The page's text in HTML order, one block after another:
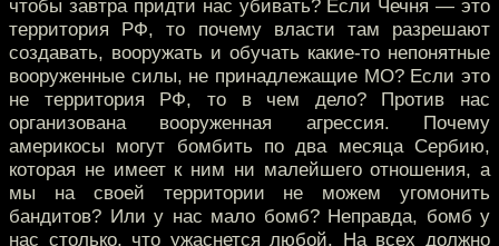
чтобы завтра придти нас убивать? Если Чечня — это
территория РФ, то почему власти там разрешают
создавать, вооружать и обучать какие-то непонятные
вооруженные силы, не принадлежащие МО? Если это
не территория РФ, то в чем дело? Против нас
организована вооруженная агрессия. Почему
америкосы могут бомбить по два месяца Сербию,
которая не имеет к ним ни малейшего отношения, а
мы на своей территории не можем угомонить
бандитов? Или у нас мало бомб? Неправда, бомб у
нас столько, что ужаснется любой. На всех должно